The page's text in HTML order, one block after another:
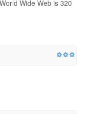
Wide Web is 320